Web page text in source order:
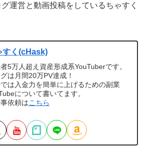
運営と動画投稿をしているちゃすく
すく(cHask)
5万人超え資産形成系YouTuberです。
は月間20万PV達成！
は入金力を簡単に上げるための副業
について書いてます。
依頼はこちら